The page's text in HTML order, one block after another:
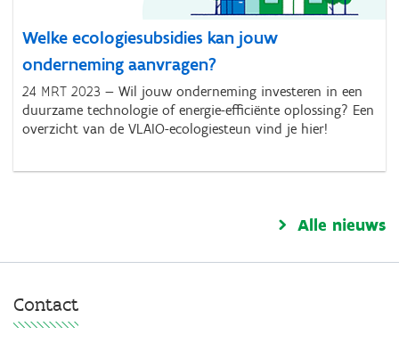
Welke ecologiesubsidies kan jouw
onderneming aanvragen?
24 MRT 2023
Wil jouw onderneming investeren in een
duurzame technologie of energie-efficiënte oplossing? Een
overzicht van de VLAIO-ecologiesteun vind je hier!
Alle nieuws
Contact